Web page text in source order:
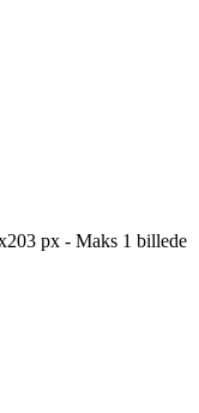
px - Maks 1 billede